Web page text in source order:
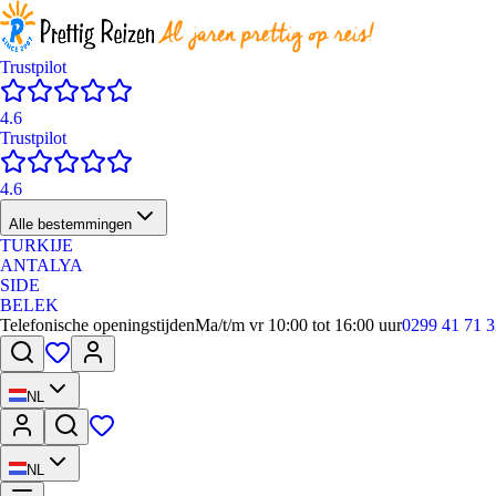
Trustpilot
4.6
Trustpilot
4.6
Alle bestemmingen
TURKIJE
ANTALYA
SIDE
BELEK
Telefonische openingstijdenMa/t/m vr 10:00 tot 16:00 uur0299 41 71
NL
NL